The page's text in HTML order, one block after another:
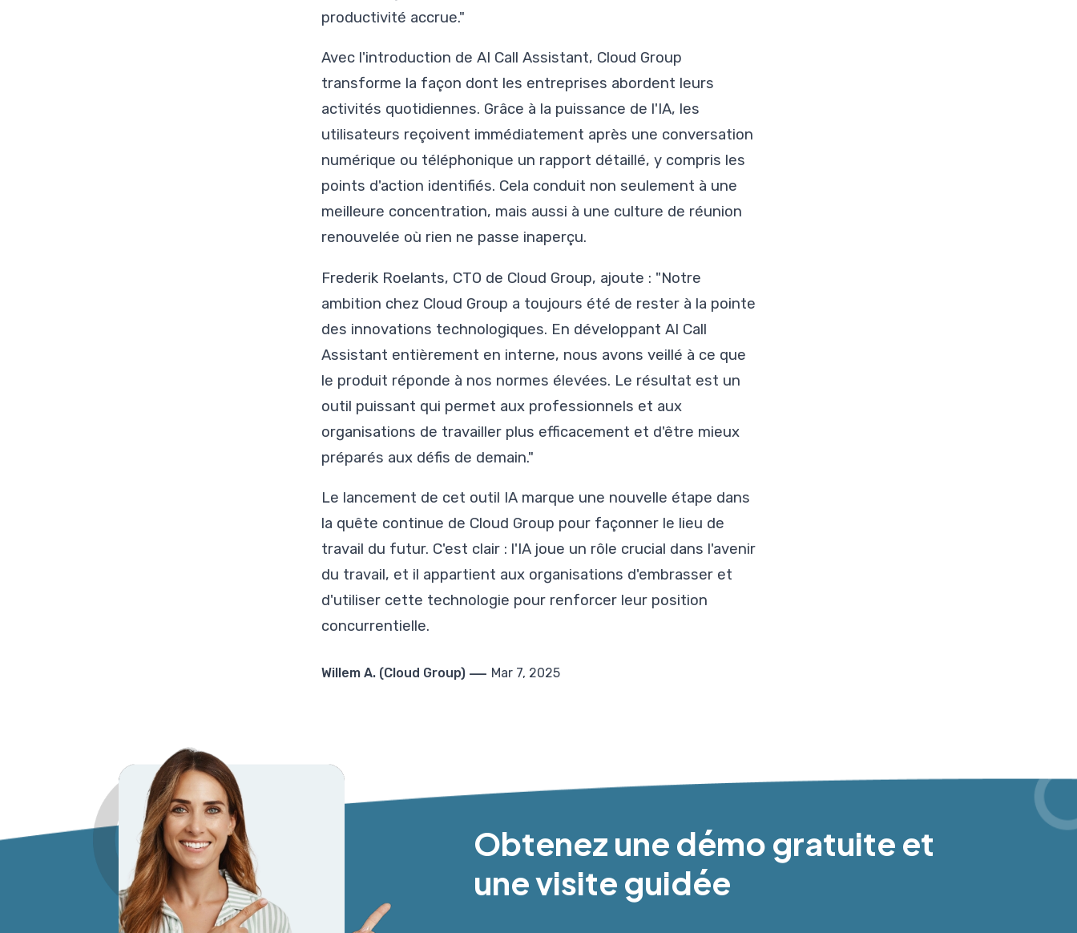
productivité accrue."
Avec l'introduction de AI Call Assistant, Cloud Group
transforme la façon dont les entreprises abordent leurs
activités quotidiennes. Grâce à la puissance de l'IA, les
utilisateurs reçoivent immédiatement après une conversation
numérique ou téléphonique un rapport détaillé, y compris les
points d'action identifiés. Cela conduit non seulement à une
meilleure concentration, mais aussi à une culture de réunion
renouvelée où rien ne passe inaperçu.
Frederik Roelants, CTO de Cloud Group, ajoute : "Notre
ambition chez Cloud Group a toujours été de rester à la pointe
des innovations technologiques. En développant AI Call
Assistant entièrement en interne, nous avons veillé à ce que
le produit réponde à nos normes élevées. Le résultat est un
outil puissant qui permet aux professionnels et aux
organisations de travailler plus efficacement et d'être mieux
préparés aux défis de demain."
Le lancement de cet outil IA marque une nouvelle étape dans
la quête continue de Cloud Group pour façonner le lieu de
travail du futur. C'est clair : l'IA joue un rôle crucial dans l'avenir
du travail, et il appartient aux organisations d'embrasser et
d'utiliser cette technologie pour renforcer leur position
concurrentielle.
Willem A. (Cloud Group) | Mar 7, 2025
Obtenez une démo gratuite et
une visite guidée